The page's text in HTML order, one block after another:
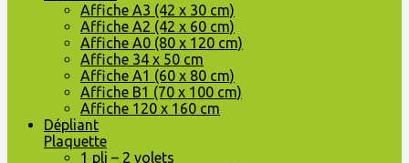
Affiche A3 (42 x 30 cm)
Affiche A2 (42 x 60 cm)
Affiche A0 (80 x 120 cm)
Affiche 34 x 50 cm
Affiche A1 (60 x 80 cm)
Affiche B1 (70 x 100 cm)
Affiche 120 x 160 cm
Dépliant
Plaquette
1 pli – 2 volets